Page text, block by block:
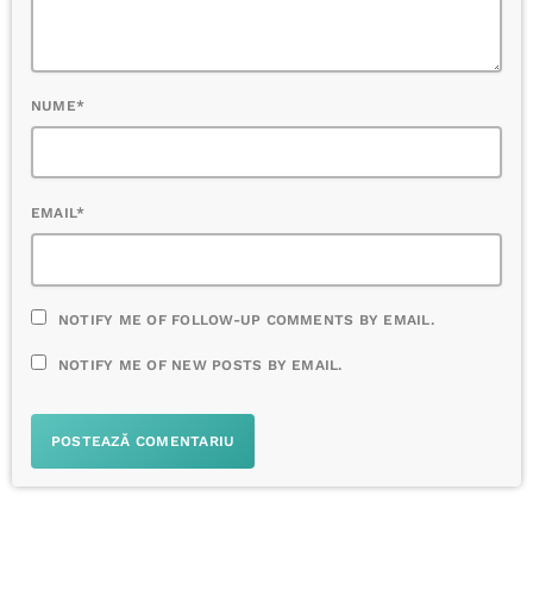
NUME*
EMAIL*
NOTIFY ME OF FOLLOW-UP COMMENTS BY EMAIL.
NOTIFY ME OF NEW POSTS BY EMAIL.